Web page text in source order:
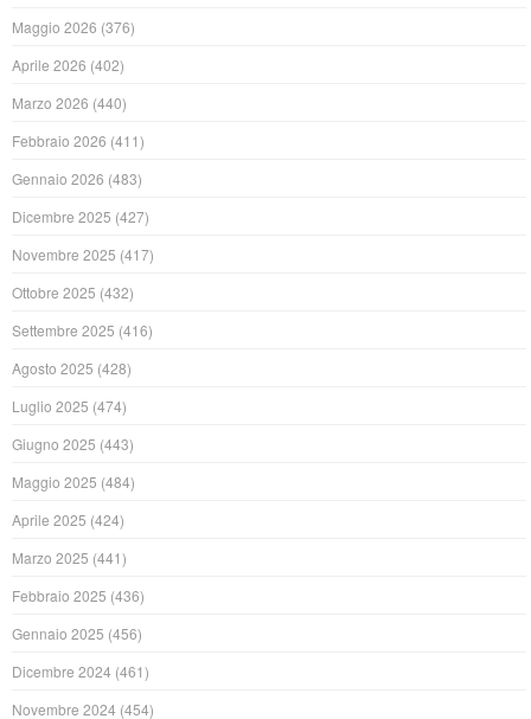
Maggio 2026 (376)
Aprile 2026 (402)
Marzo 2026 (440)
Febbraio 2026 (411)
Gennaio 2026 (483)
Dicembre 2025 (427)
Novembre 2025 (417)
Ottobre 2025 (432)
Settembre 2025 (416)
Agosto 2025 (428)
Luglio 2025 (474)
Giugno 2025 (443)
Maggio 2025 (484)
Aprile 2025 (424)
Marzo 2025 (441)
Febbraio 2025 (436)
Gennaio 2025 (456)
Dicembre 2024 (461)
Novembre 2024 (454)